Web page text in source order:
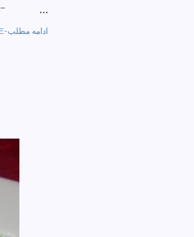
READ MORE-ادامه مطلب